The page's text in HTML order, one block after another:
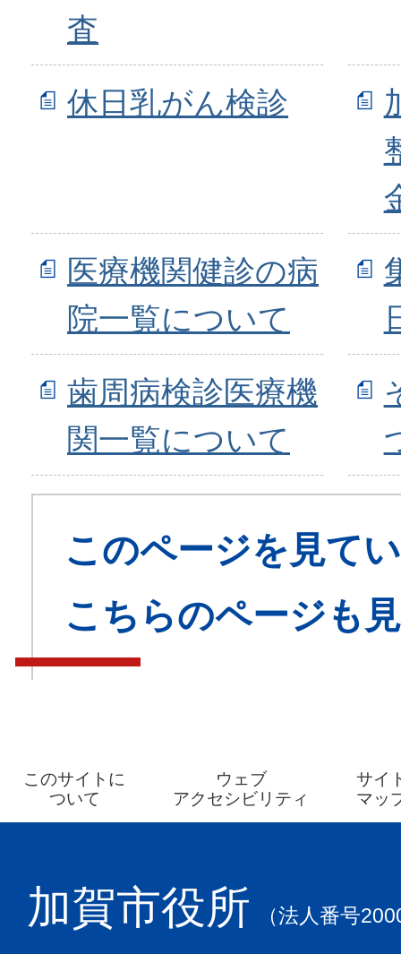
査
休日乳がん検診
医療機関健診の病
院一覧について
歯周病検診医療機
関一覧について
このページを見て
こちらのページも
このサイトに
ついて
ウェブ
アクセシビリティ
サイ
マッ
加賀市役所 （法人番号